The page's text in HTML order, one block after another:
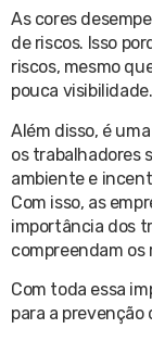
As cores
de riscos. Isso
riscos, mesmo
pouca visibilidade.
Além disso, é
os trabalhadores
ambiente e
Com isso, as
importância dos
compreendam os
Com toda essa
para a